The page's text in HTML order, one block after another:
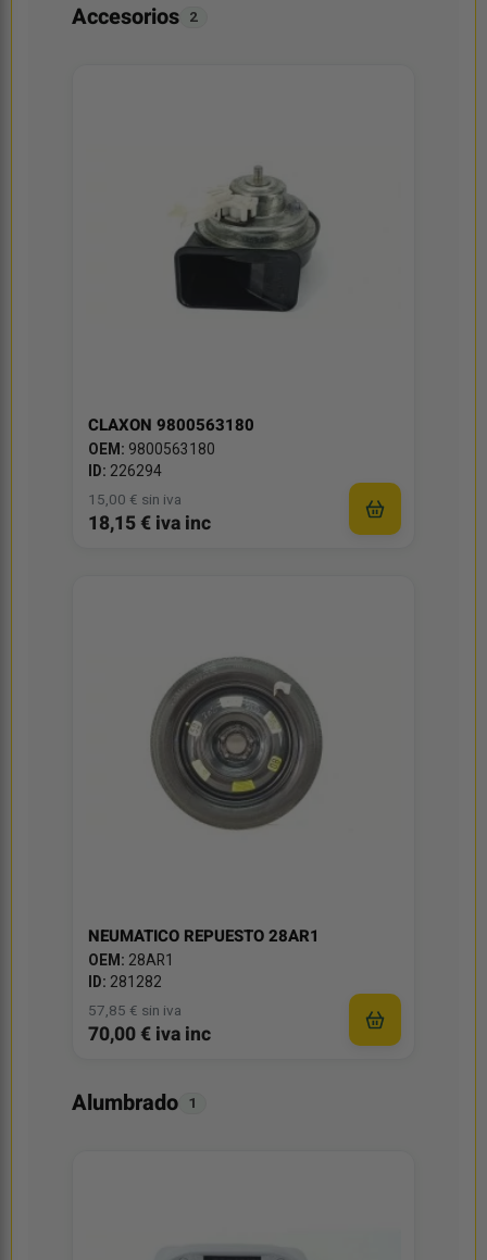
Accesorios 2
CLAXON 9800563180
OEM: 9800563180
ID: 226294
15,00 € sin iva
18,15 € iva inc
NEUMATICO REPUESTO 28AR1
OEM: 28AR1
ID: 281282
57,85 € sin iva
70,00 € iva inc
Alumbrado 1